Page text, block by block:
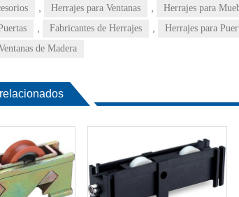
Herrajes para Ventanas Herrajes para
Fabricantes de Herrajes Herrajes para
de Madera